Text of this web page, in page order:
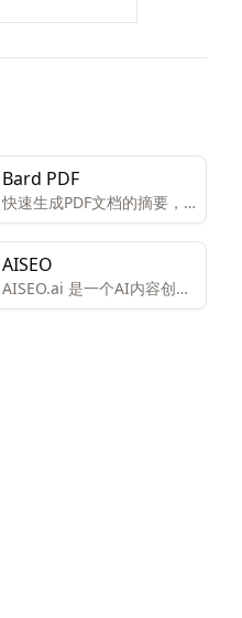
Bard PDF
快速生成PDF文档的摘要，
提取关键点和重要信息。
AISEO
AISEO.ai 是一个AI内容创作
工具，提供文章生成、改